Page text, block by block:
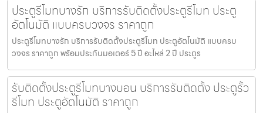
ประตูรีโมทบางรัก บริการรับติดตั้งประตูรีโมท ประตู
อัตโนมัติ แบบครบวงจร ราคาถูก
ประตูรีโมทบางรัก บริการรับติดตั้งประตูรีโมท ประตูอัตโนมัติ แบบครบ
วงจร ราคาถูก พร้อมประกันมอเตอร์ 5 ปี อะไหล่ 2 ปี ประตูร
รับติดตั้งประตูรีโมทบางบอน บริการรับติดตั้ง ประตูรั้ว
รีโมท ประตูอัตโนมัติ ราคาถูก